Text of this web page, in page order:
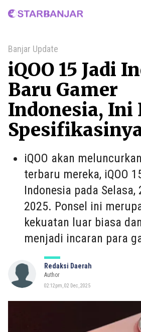
Home
Banjar Update
iQOO 15 Jadi
Baru Gamer
Indonesia, Ini
iQOO akan
terbaru mereka, iQOO
Indonesia pada Selasa,
2025. Ponsel ini
kekuatan luar biasa
menjadi incaran para
Redaksi Daerah
Author
02:12pm, 02 Dec, 2025